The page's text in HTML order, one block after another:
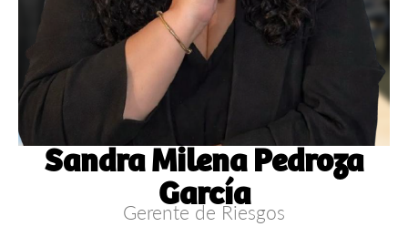
Sandra Milena Pedroza
García
Gerente de Riesgos